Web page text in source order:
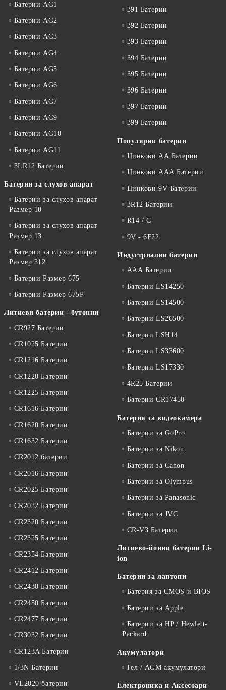
Батерии AG1
Батерии AG2
Батерии AG3
Батерии AG4
Батерии AG5
Батерии AG6
Батерии AG7
Батерии AG9
Батерии AG10
Батерии AG11
3LR12 Батерии
Батерии за слухов апарат
Батерии за слухов апарат
Размер 10
Батерии за слухов апарат
Размер 13
Батерии за слухов апарат
Размер 312
Батерии Размер 675
Батерии Размер 675P
Литиеви батерии - бутонни
CR927 Батерии
CR1025 Батерии
CR1216 Батерии
CR1220 Батерии
CR1225 Батерии
CR1616 Батерии
CR1620 Батерии
CR1632 Батерии
CR2012 батерии
CR2016 Батерии
CR2025 Батерии
CR2032 Батерии
CR2320 Батерии
CR2325 Батерии
CR2354 Батерии
CR2412 Батерии
CR2430 Батерии
CR2450 Батерии
CR2477 Батерии
CR3032 Батерии
CR123A Батерии
1/3N Батерии
VL2020 батерии
391 Батерии
392 Батерии
393 Батерии
394 Батерии
395 Батерии
396 Батерии
397 Батерии
399 Батерии
Популярни батерии
Цинкови АА Батерии
Цинкови ААА Батерии
Цинкови 9V Батерии
3R12 Батерии
R14 / C
9V - 6F22
Индустриални батерии
ААА Батерии
Батерии LS14250
Батерии LS14500
Батерии LS26500
Батерии LSH14
Батерии LS33600
Батерии LS17330
4R25 Батерии
Батерии CR17450
Батерия за видеокамера
Батерии за GoPro
Батерии за Nikon
Батерии за Canon
Батерии за Olympus
Батерии за Panasonic
Батерии за JVC
CR-V3 Батерии
Литиево-йонни батерии Li-
ion
Батерии за лаптопи
Батерия за CMOS и BIOS
Батерии за Apple
Батерии за HP / Hewlett-
Packard
Акумулатори
Гел / AGM акумулатори
Електроника и Аксесоари